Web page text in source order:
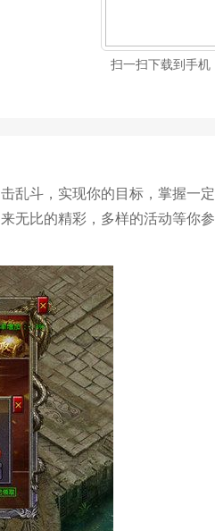
扫一扫下载到手机
乱斗，实现你的目标，掌握一定
无比的精彩，多样的活动等你参